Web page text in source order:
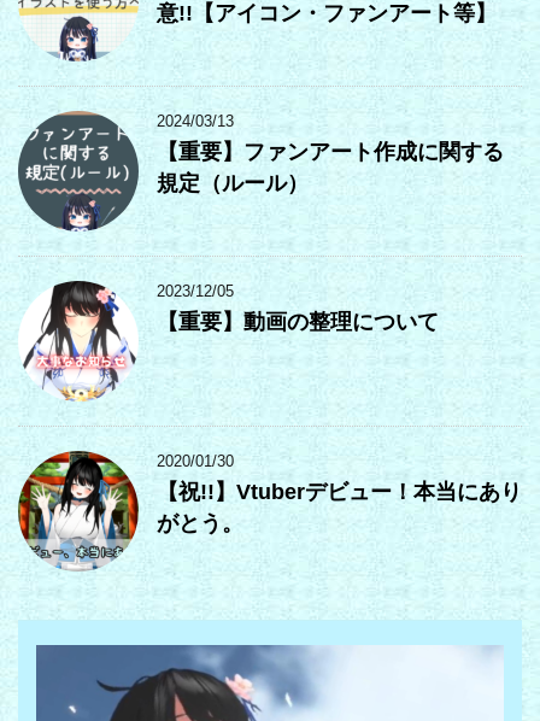
意!!【アイコン・ファンアート等】
2024/03/13
【重要】ファンアート作成に関する
規定（ルール）
2023/12/05
【重要】動画の整理について
2020/01/30
【祝!!】Vtuberデビュー！本当にあり
がとう。